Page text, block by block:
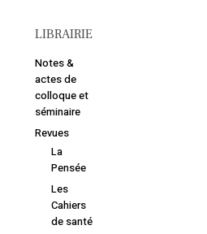
LIBRAIRIE
Notes &
actes de
colloque et
séminaire
Revues
La
Pensée
Les
Cahiers
de santé